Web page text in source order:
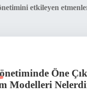
etkileyen
Öne
Modelleri